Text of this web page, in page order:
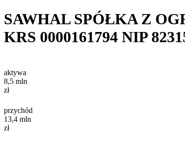
SAWHAL SPÓŁKA Z
KRS 0000161794 NIP
aktywa
8,5 mln
zł
przychód
13,4 mln
zł